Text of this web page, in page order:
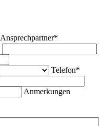
Ansprechpartner*
Telefon*
Anmerkungen